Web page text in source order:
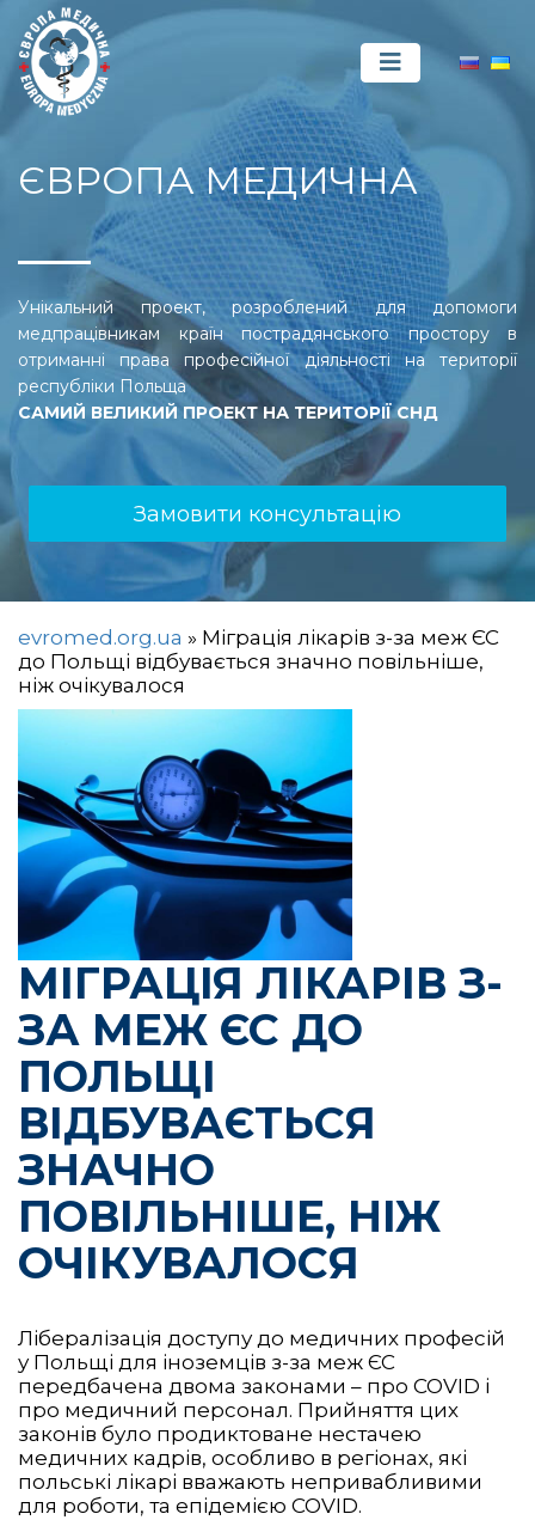
ЄВРОПА МЕДИЧНА
Унікальний проект, розроблений для допомоги
медпрацівникам країн пострадянського простору в
отриманні права професійної діяльності на території
республіки Польща
САМИЙ ВЕЛИКИЙ ПРОЕКТ НА ТЕРИТОРІЇ СНД
Замовити консультацію
evromed.org.ua » Міграція лікарів з-за меж ЄС
до Польщі відбувається значно повільніше,
ніж очікувалося
МІГРАЦІЯ ЛІКАРІВ З-
ЗА МЕЖ ЄС ДО
ПОЛЬЩІ
ВІДБУВАЄТЬСЯ
ЗНАЧНО
ПОВІЛЬНІШЕ, НІЖ
ОЧІКУВАЛОСЯ
Лібералізація доступу до медичних професій
у Польщі для іноземців з-за меж ЄС
передбачена двома законами – про COVID і
про медичний персонал. Прийняття цих
законів було продиктоване нестачею
медичних кадрів, особливо в регіонах, які
польські лікарі вважають непривабливими
для роботи, та епідемією COVID.